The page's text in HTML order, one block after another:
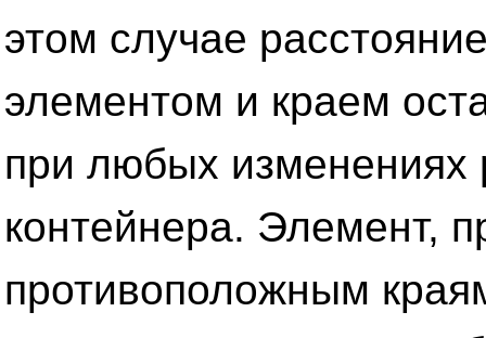
этом случае
элементом и краем
при любых изменениях
контейнера. Элемент,
противоположным